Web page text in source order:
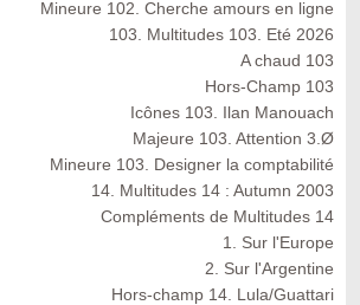
Mineure 102. Cherche amours en ligne
103. Multitudes 103. Eté 2026
A chaud 103
Hors-Champ 103
Icônes 103. Ilan Manouach
Majeure 103. Attention 3.Ø
Mineure 103. Designer la comptabilité
14. Multitudes 14 : Autumn 2003
Compléments de Multitudes 14
1. Sur l'Europe
2. Sur l'Argentine
Hors-champ 14. Lula/Guattari